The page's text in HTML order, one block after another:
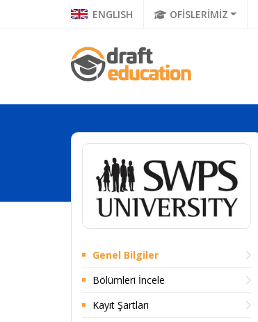
ENGLISH OFİSLERİMİZ
Genel Bilgiler
Bölümleri İncele
Kayıt Şartları